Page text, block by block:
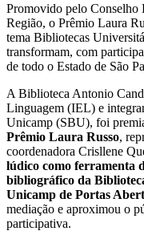
Promovido pelo Conselho
Região, o Prêmio Laura
tema Bibliotecas
transformam, com
de todo o Estado de São
A Biblioteca Antonio
Linguagem (IEL) e
Unicamp (SBU), foi
Prêmio Laura Russo,
coordenadora Crisllene
lúdico como ferramenta
bibliográfico da
Unicamp de Portas
mediação e aproximou o
participativa.